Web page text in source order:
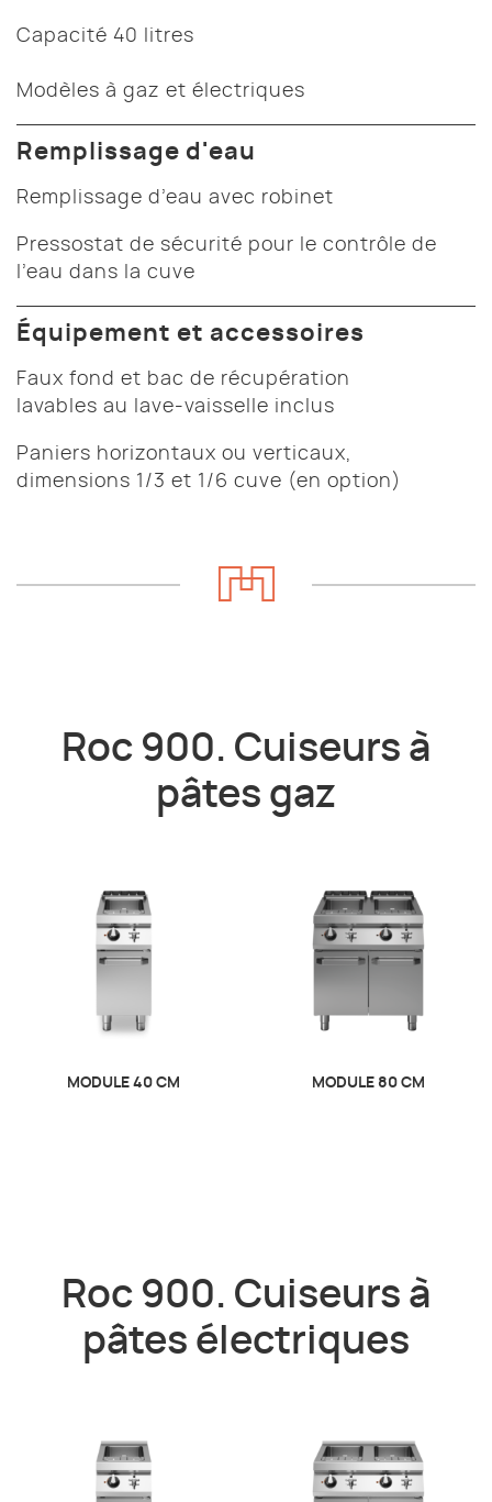
Capacité 40 litres
Modèles à gaz et électriques
Remplissage d'eau
Remplissage d’eau avec robinet
Pressostat de sécurité pour le contrôle de
l’eau dans la cuve
Équipement et accessoires
Faux fond et bac de récupération
lavables au lave-vaisselle inclus
Paniers horizontaux ou verticaux,
dimensions 1/3 et 1/6 cuve (en option)
Roc 900. Cuiseurs à
pâtes gaz
MODULE 40 CM MODULE 80 CM
Roc 900. Cuiseurs à
pâtes électriques